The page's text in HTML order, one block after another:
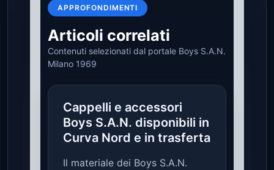
APPROFONDIMENTI
Articoli correlati
Contenuti selezionati dal portale Boys S.A.N.
Milano 1969
Cappelli e accessori
Boys S.A.N. disponibili in
Curva Nord e in trasferta
Il materiale dei Boys S.A.N.